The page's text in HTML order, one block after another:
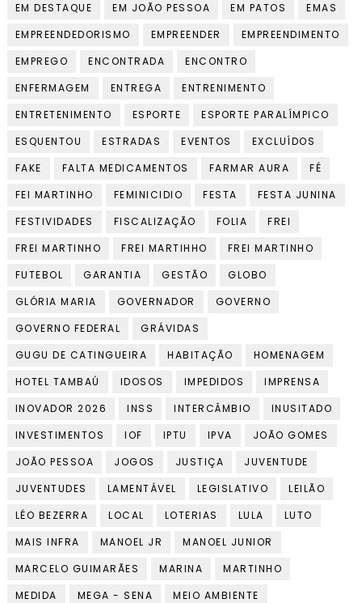
EM DESTAQUE
EM JOÃO PESSOA EM PATOS
EMAS
EMPREENDEDORISMO
EMPREENDER
EMPREENDIMENTO
EMPREGO
ENCONTRADA
ENCONTRO
ENFERMAGEM
ENTREGA
ENTRENIMENTO
ENTRETENIMENTO
ESPORTE
ESPORTE PARALÍMPICO
ESQUENTOU
ESTRADAS EVENTOS
EXCLUÍDOS
FAKE
FALTA MEDICAMENTOS FARMAR AURA
FÉ
FEI MARTINHO
FEMINICIDIO FESTA
FESTA JUNINA
FESTIVIDADES
FISCALIZAÇÃO FOLIA
FREI
FREI MARTINHO
FREI MARTIHHO
FREI MARTINHO
FUTEBOL
GARANTIA GESTÃO
GLOBO
GLÓRIA MARIA
GOVERNADOR
GOVERNO
GOVERNO FEDERAL
GRÁVIDAS
GUGU DE CATINGUEIRA
HABITAÇÃO
HOMENAGEM
HOTEL TAMBAÚ
IDOSOS IMPEDIDOS
IMPRENSA
INOVADOR 2026
INSS INTERCÂMBIO
INUSITADO
INVESTIMENTOS
IOF IPTU IPVA
JOÃO GOMES
JOÃO PESSOA
JOGOS JUSTIÇA
JUVENTUDE
JUVENTUDES
LAMENTÁVEL LEGISLATIVO
LEILÃO
LÉO BEZERRA
LOCAL LOTERIAS LULA
LUTO
MAIS INFRA
MANOEL JR
MANOEL JUNIOR
MARCELO GUIMARÃES
MARINA
MARTINHO
MEDIDA
MEGA - SENA
MEIO AMBIENTE